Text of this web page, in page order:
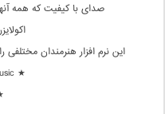
صدای با کیفیت که همه
این نرم افزار هنرمندان
★ Alternative Music